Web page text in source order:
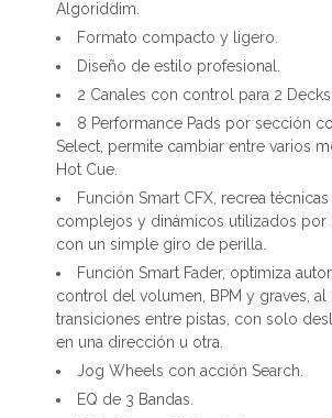
Algoriddim.
Formato compacto y ligero.
Diseño de estilo profesional.
2 Canales con control para 2 Decks.
8 Performance Pads por sección
Select, permite cambiar entre varios
Hot Cue.
Función Smart CFX, recrea
complejos y dinámicos utilizados por
con un simple giro de perilla.
Función Smart Fader, optimiza
control del volumen, BPM y graves, al
transiciones entre pistas, con solo
en una dirección u otra.
Jog Wheels con acción Search.
EQ de 3 Bandas.